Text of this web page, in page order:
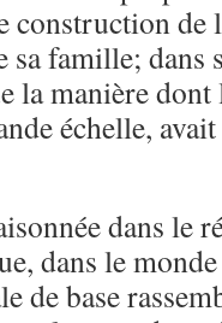
de
sa famille; dans
la manière
échelle,
dans le
dans le
de base